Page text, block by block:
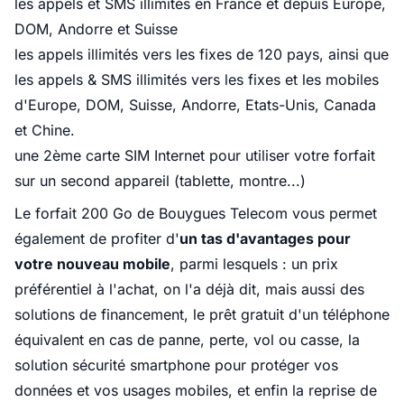
les appels et SMS illimités en France et depuis Europe,
DOM, Andorre et Suisse
les appels illimités vers les fixes de 120 pays, ainsi que
les appels & SMS illimités vers les fixes et les mobiles
d'Europe, DOM, Suisse, Andorre, Etats-Unis, Canada
et Chine.
une 2ème carte SIM Internet pour utiliser votre forfait
sur un second appareil (tablette, montre...)
Le forfait 200 Go de Bouygues Telecom vous permet
également de profiter d'un tas d'avantages pour
votre nouveau mobile, parmi lesquels : un prix
préférentiel à l'achat, on l'a déjà dit, mais aussi des
solutions de financement, le prêt gratuit d'un téléphone
équivalent en cas de panne, perte, vol ou casse, la
solution sécurité smartphone pour protéger vos
données et vos usages mobiles, et enfin la reprise de